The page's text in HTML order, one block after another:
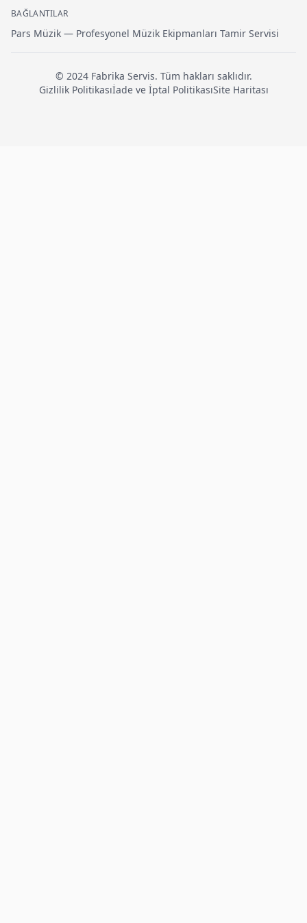
BAĞLANTILAR
Pars Müzik — Profesyonel Müzik Ekipmanları Tamir Servisi
© 2024 Fabrika Servis. Tüm hakları saklıdır.
Gizlilik Politikasıİade ve İptal PolitikasıSite Haritası